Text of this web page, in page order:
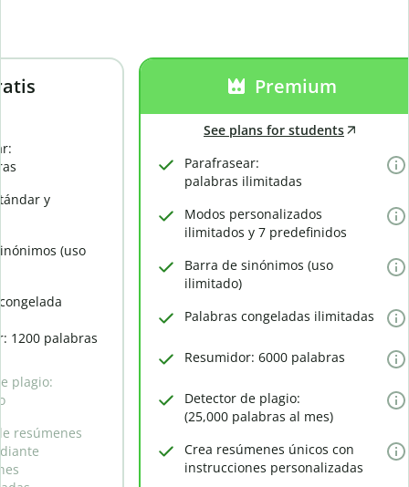
y
(uso
1200 palabras
plagio:
resúmenes
Premium
See plans for students
Parafrasear:
palabras ilimitadas
Modos personalizados
ilimitados y 7 predefinidos
Barra de sinónimos (uso
ilimitado)
Palabras congeladas ilimitadas
Resumidor: 6000 palabras
Detector de plagio:
(25,000 palabras al mes)
Crea resúmenes únicos con
instrucciones personalizadas